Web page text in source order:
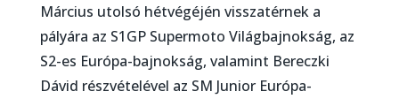
Március utolsó hétvégéjén visszatérnek a
pályára az S1GP Supermoto Világbajnokság, az
S2-es Európa-bajnokság, valamint Bereczki
Dávid részvételével az SM Junior Európa-